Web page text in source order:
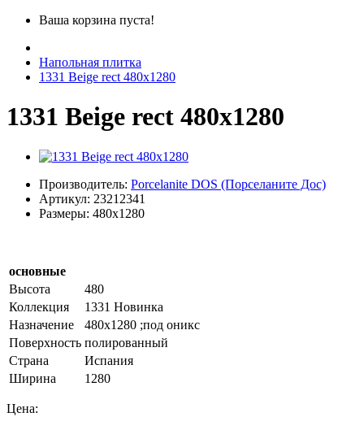
Ваша корзина пуста!
Напольная плитка
1331 Beige rect 480х1280
1331 Beige rect 480х1280
Производитель: Porcelanite DOS (Порселаните Дос)
Артикул: 23212341
Размеры: 480x1280
основные
Высота
480
Коллекция
1331 Новинка
Назначение
480х1280 ;под оникс
Поверхность полированный
Страна
Испания
Ширина
1280
Цена: